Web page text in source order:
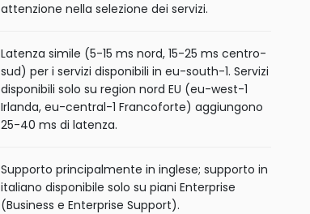
attenzione nella selezione dei servizi.
Latenza simile (5-15 ms nord, 15-25 ms centro-
sud) per i servizi disponibili in eu-south-1. Servizi
disponibili solo su region nord EU (eu-west-1
Irlanda, eu-central-1 Francoforte) aggiungono
25-40 ms di latenza.
Supporto principalmente in inglese; supporto in
italiano disponibile solo su piani Enterprise
(Business e Enterprise Support).